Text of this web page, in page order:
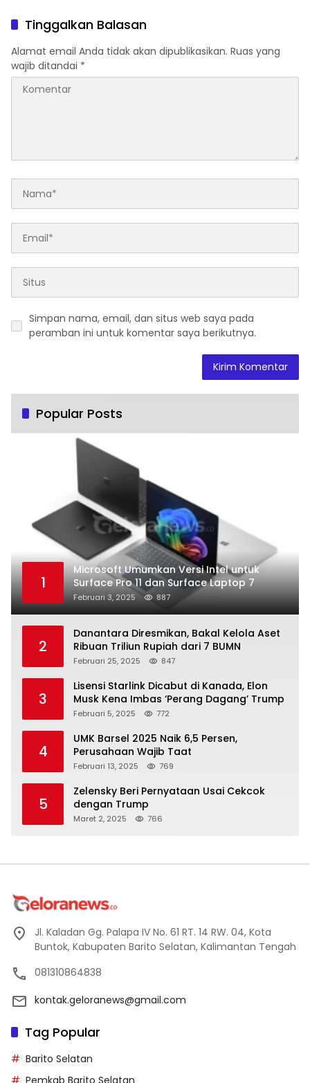
Tinggalkan Balasan
Alamat email Anda tidak akan dipublikasikan. Ruas yang
wajib ditandai *
Simpan nama, email, dan situs web saya pada
peramban ini untuk komentar saya berikutnya.
Popular Posts
1
Microsoft Umumkan Versi Intel untuk
Surface Pro 11 dan Surface Laptop 7
Februari 3, 2025 887
2
Danantara Diresmikan, Bakal Kelola Aset
Ribuan Triliun Rupiah dari 7 BUMN
Februari 25, 2025 847
3
Lisensi Starlink Dicabut di Kanada, Elon
Musk Kena Imbas ‘Perang Dagang’ Trump
Februari 5, 2025 772
4
UMK Barsel 2025 Naik 6,5 Persen,
Perusahaan Wajib Taat
Februari 13, 2025 769
5
Zelensky Beri Pernyataan Usai Cekcok
dengan Trump
Maret 2, 2025 766
Jl. Kaladan Gg. Palapa IV No. 61 RT. 14 RW. 04, Kota
Buntok, Kabupaten Barito Selatan, Kalimantan Tengah
081310864838
kontak.geloranews@gmail.com
Tag Popular
Barito Selatan
Pemkab Barito Selatan